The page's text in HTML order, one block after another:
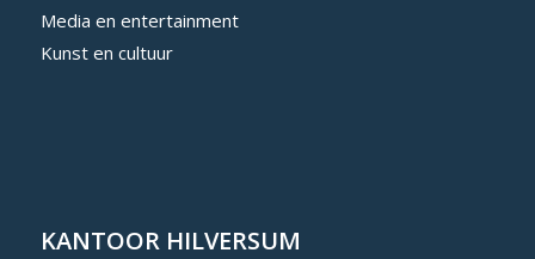
Media en entertainment
Kunst en cultuur
KANTOOR HILVERSUM